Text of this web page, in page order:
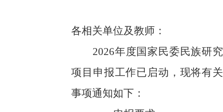
各相关单位及教师 ：
2026年度国家民委民族研究
项目 申报工作已启动，现将有关
事项通知如下：